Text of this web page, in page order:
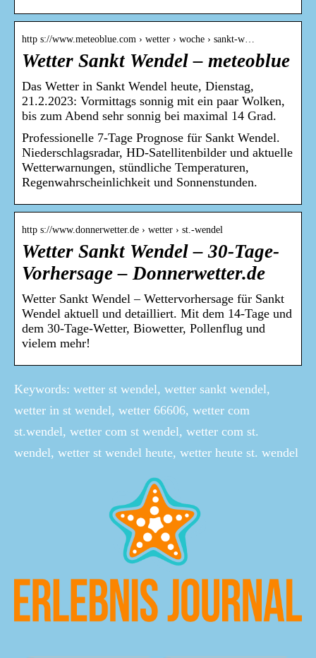
http s://www.meteoblue.com › wetter › woche › sankt-w…
Wetter Sankt Wendel – meteoblue
Das Wetter in Sankt Wendel heute, Dienstag,
21.2.2023: Vormittags sonnig mit ein paar Wolken,
bis zum Abend sehr sonnig bei maximal 14 Grad.
Professionelle 7-Tage Prognose für Sankt Wendel.
Niederschlagsradar, HD-Satellitenbilder und aktuelle
Wetterwarnungen, stündliche Temperaturen,
Regenwahrscheinlichkeit und Sonnenstunden.
http s://www.donnerwetter.de › wetter › st.-wendel
Wetter Sankt Wendel – 30-Tage-
Vorhersage – Donnerwetter.de
Wetter Sankt Wendel – Wettervorhersage für Sankt
Wendel aktuell und detailliert. Mit dem 14-Tage und
dem 30-Tage-Wetter, Biowetter, Pollenflug und
vielem mehr!
Keywords: wetter st wendel, wetter sankt wendel,
wetter in st wendel, wetter 66606, wetter com
st.wendel, wetter com st wendel, wetter com st.
wendel, wetter st wendel heute, wetter heute st. wendel